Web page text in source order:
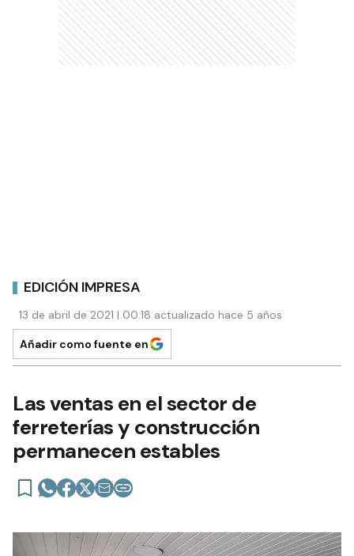
EDICIÓN IMPRESA
13 de abril de 2021 | 00:18 actualizado hace 5 años
Añadir como fuente en
Las ventas en el sector de
ferreterías y construcción
permanecen estables